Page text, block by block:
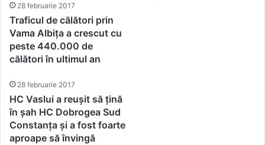
28 februarie 2017
Traficul de călători prin
Vama Albița a crescut cu
peste 440.000 de
călători în ultimul an
28 februarie 2017
HC Vaslui a reușit să țină
în șah HC Dobrogea Sud
Constanța și a fost foarte
aproape să învingă